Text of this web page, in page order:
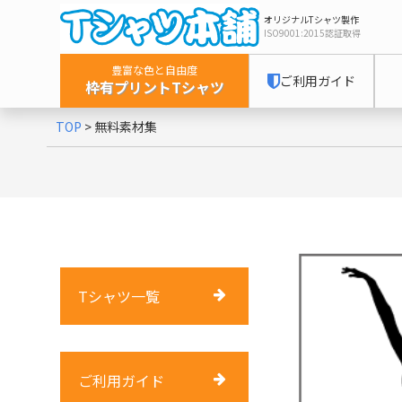
オリジナルTシャツ製作
ISO9001:2015認証取得
豊富な色と自由度
枠有プリントTシャツ ご利用ガイド
TOP > 無料素材集
Tシャツ一覧
ご利用ガイド